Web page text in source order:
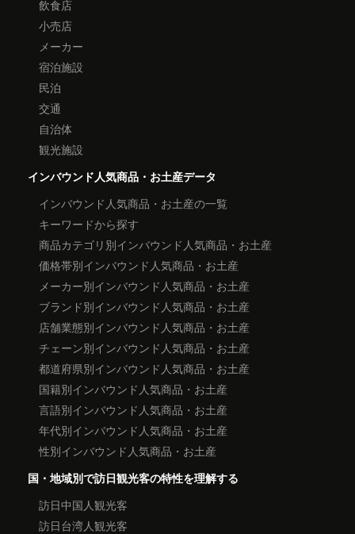
飲食店
小売店
メーカー
宿泊施設
民泊
交通
自治体
観光施設
インバウンド人気商品・お土産データ
インバウンド人気商品・お土産の一覧
キーワードから探す
商品カテゴリ別インバウンド人気商品・お土産
価格帯別インバウンド人気商品・お土産
メーカー別インバウンド人気商品・お土産
ブランド別インバウンド人気商品・お土産
店舗業態別インバウンド人気商品・お土産
チェーン別インバウンド人気商品・お土産
都道府県別インバウンド人気商品・お土産
国籍別インバウンド人気商品・お土産
言語別インバウンド人気商品・お土産
年代別インバウンド人気商品・お土産
性別インバウンド人気商品・お土産
国・地域別で訪日観光客の特性を理解する
訪日中国人観光客
訪日台湾人観光客